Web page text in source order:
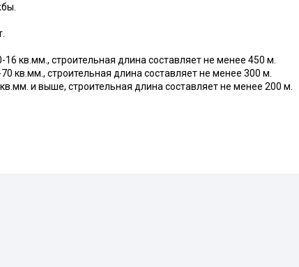
кв.мм., строительная длина составляет не менее 450 м.
кв.мм., строительная длина составляет не менее 300 м.
и выше, строительная длина составляет не менее 200 м.